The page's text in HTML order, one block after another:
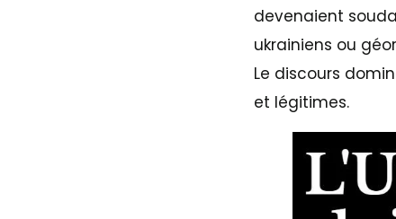
devenaient
ukrainiens ou
Le discours
et légitimes.